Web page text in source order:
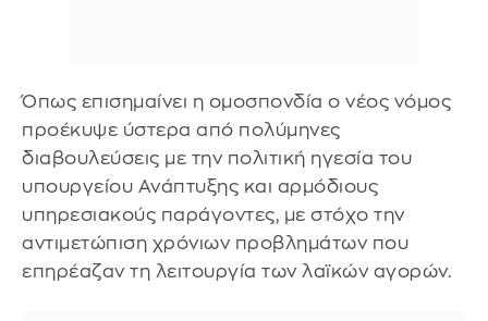
Όπως επισημαίνει η ομοσπονδία ο νέος νόμος
προέκυψε ύστερα από πολύμηνες
διαβουλεύσεις με την πολιτική ηγεσία του
υπουργείου Ανάπτυξης και αρμόδιους
υπηρεσιακούς παράγοντες, με στόχο την
αντιμετώπιση χρόνιων προβλημάτων που
επηρέαζαν τη λειτουργία των λαϊκών αγορών.